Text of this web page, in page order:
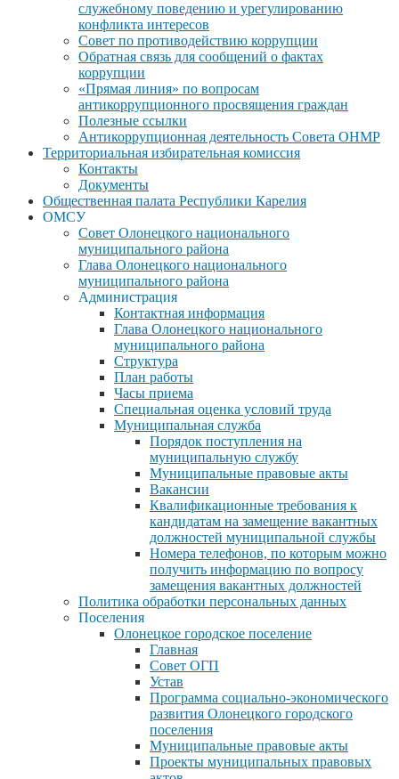
служебному поведению и урегулированию
конфликта интересов
Совет по противодействию коррупции
Обратная связь для сообщений о фактах
коррупции
«Прямая линия» по вопросам
антикоррупционного просвящения граждан
Полезные ссылки
Антикоррупционная деятельность Совета ОНМР
Территориальная избирательная комиссия
Контакты
Документы
Общественная палата Республики Карелия
ОМСУ
Совет Олонецкого национального
муниципального района
Глава Олонецкого национального
муниципального района
Администрация
Контактная информация
Глава Олонецкого национального
муниципального района
Структура
План работы
Часы приема
Специальная оценка условий труда
Муниципальная служба
Порядок поступления на
муниципальную службу
Муниципальные правовые акты
Вакансии
Квалификационные требования к
кандидатам на замещение вакантных
должностей муниципальной службы
Номера телефонов, по которым можно
получить информацию по вопросу
замещения вакантных должностей
Политика обработки персональных данных
Поселения
Олонецкое городское поселение
Главная
Совет ОГП
Устав
Программа социально-экономического
развития Олонецкого городского
поселения
Муниципальные правовые акты
Проекты муниципальных правовых